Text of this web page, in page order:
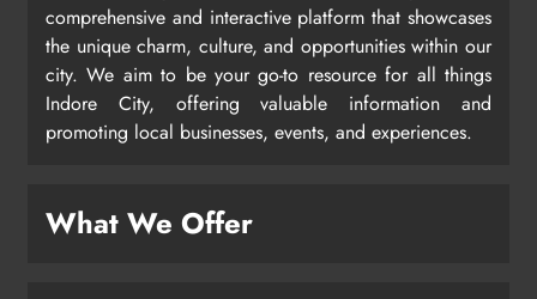
comprehensive and interactive platform that showcases
the unique charm, culture, and opportunities within our
city. We aim to be your go-to resource for all things
Indore City, offering valuable information and
promoting local businesses, events, and experiences.
What We Offer